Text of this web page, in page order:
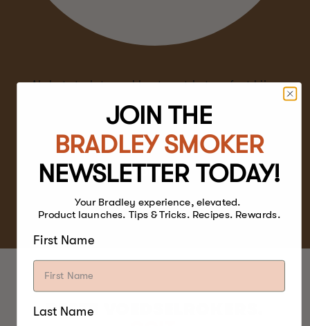
Als het sterkste rookhout past het perfect bij
zijn sterkere, iets zoetere en delicatere smaak
SHOP NOW
BESTE VOEDSELROKERS.
JOIN THE
BRADLEY SMOKER
NEWSLETTER TODAY!
Your Bradley experience, elevated.
Product launches. Tips & Tricks. Recipes. Rewards.
First Name
Last Name